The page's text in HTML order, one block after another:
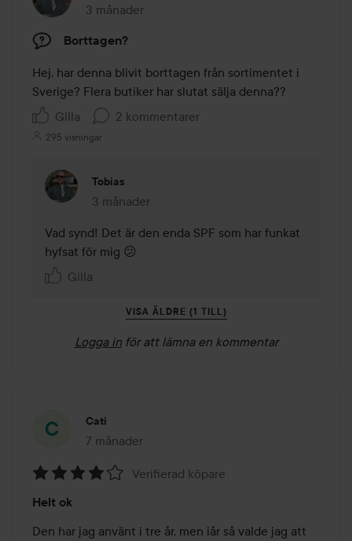
3 månader
Inlägget skapades 3 månader
Borttagen?
Hej, har denna blivit borttagen från sortimentet i
Sverige? Flera butiker har slutat sälja denna??
Gilla
2 kommentarer
295 visningar
Tobias
3 månader
Kommentaren lades 3 månader
Vad synd! Det är den enda SPF som har funkat
hyfsat för mig 😕
Gilla
VISA ÄLDRE (1 TILL)
Logga in för att lämna en kommentar
Cati
7 månader
Inlägget skapades 7 månader
4
av
Verifierad köpare
Helt ok
Den har jag använt i tre år, men iår så valde jag att